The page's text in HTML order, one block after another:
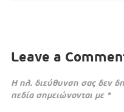
Leave a
Η ηλ. διεύθυνση σας δεν
πεδία σημειώνονται με *